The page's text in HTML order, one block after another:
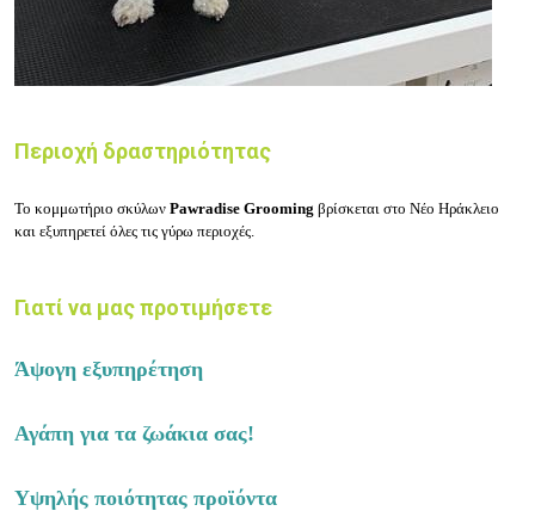
Περιοχή δραστηριότητας
Το κομμωτήριο σκύλων Pawradise Grooming βρίσκεται στο Νέο Ηράκλειο
και εξυπηρετεί όλες τις γύρω περιοχές.
Γιατί να μας προτιμήσετε
Άψογη εξυπηρέτηση
Αγάπη για τα ζωάκια σας!
Υψηλής ποιότητας προϊόντα